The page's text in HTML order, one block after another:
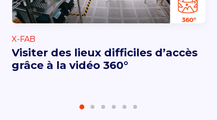
X-FAB
Visiter des lieux difficiles d’accès
grâce à la vidéo 360°